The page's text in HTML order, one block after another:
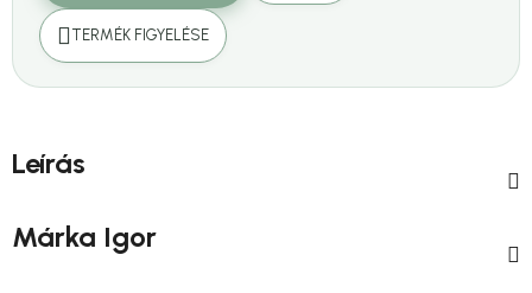
TERMÉK FIGYELÉSE
Leírás
Márka Igor